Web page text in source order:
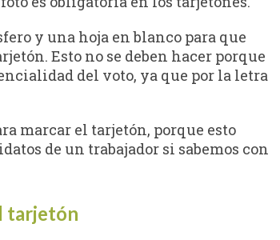
y una hoja en blanco para que
Esto no se deben hacer porque
del voto, ya que por la letra
marcar el tarjetón, porque esto
de un trabajador si sabemos con
tarjetón